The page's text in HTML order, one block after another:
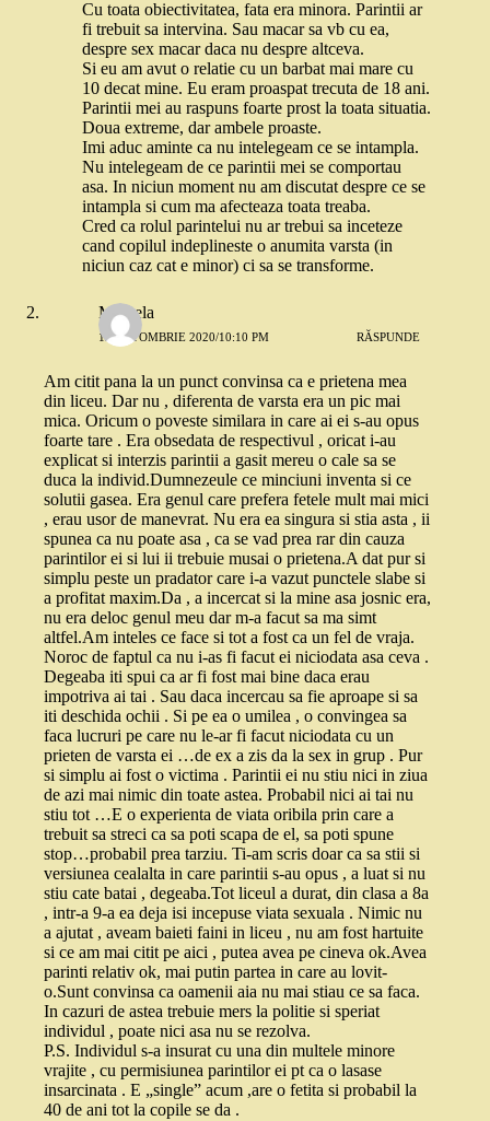
Cu toata obiectivitatea, fata era minora. Parintii ar
fi trebuit sa intervina. Sau macar sa vb cu ea,
despre sex macar daca nu despre altceva.
Si eu am avut o relatie cu un barbat mai mare cu
10 decat mine. Eu eram proaspat trecuta de 18 ani.
Parintii mei au raspuns foarte prost la toata situatia.
Doua extreme, dar ambele proaste.
Imi aduc aminte ca nu intelegeam ce se intampla.
Nu intelegeam de ce parintii mei se comportau
asa. In niciun moment nu am discutat despre ce se
intampla si cum ma afecteaza toata treaba.
Cred ca rolul parintelui nu ar trebui sa inceteze
cand copilul indeplineste o anumita varsta (in
niciun caz cat e minor) ci sa se transforme.
Mihaela
12 OCTOMBRIE 2020/10:10 PM RĂSPUNDE
Am citit pana la un punct convinsa ca e prietena mea
din liceu. Dar nu , diferenta de varsta era un pic mai
mica. Oricum o poveste similara in care ai ei s-au opus
foarte tare . Era obsedata de respectivul , oricat i-au
explicat si interzis parintii a gasit mereu o cale sa se
duca la individ.Dumnezeule ce minciuni inventa si ce
solutii gasea. Era genul care prefera fetele mult mai mici
, erau usor de manevrat. Nu era ea singura si stia asta , ii
spunea ca nu poate asa , ca se vad prea rar din cauza
parintilor ei si lui ii trebuie musai o prietena.A dat pur si
simplu peste un pradator care i-a vazut punctele slabe si
a profitat maxim.Da , a incercat si la mine asa josnic era,
nu era deloc genul meu dar m-a facut sa ma simt
altfel.Am inteles ce face si tot a fost ca un fel de vraja.
Noroc de faptul ca nu i-as fi facut ei niciodata asa ceva .
Degeaba iti spui ca ar fi fost mai bine daca erau
impotriva ai tai . Sau daca incercau sa fie aproape si sa
iti deschida ochii . Si pe ea o umilea , o convingea sa
faca lucruri pe care nu le-ar fi facut niciodata cu un
prieten de varsta ei …de ex a zis da la sex in grup . Pur
si simplu ai fost o victima . Parintii ei nu stiu nici in ziua
de azi mai nimic din toate astea. Probabil nici ai tai nu
stiu tot …E o experienta de viata oribila prin care a
trebuit sa streci ca sa poti scapa de el, sa poti spune
stop…probabil prea tarziu. Ti-am scris doar ca sa stii si
versiunea cealalta in care parintii s-au opus , a luat si nu
stiu cate batai , degeaba.Tot liceul a durat, din clasa a 8a
, intr-a 9-a ea deja isi incepuse viata sexuala . Nimic nu
a ajutat , aveam baieti faini in liceu , nu am fost hartuite
si ce am mai citit pe aici , putea avea pe cineva ok.Avea
parinti relativ ok, mai putin partea in care au lovit-
o.Sunt convinsa ca oamenii aia nu mai stiau ce sa faca.
In cazuri de astea trebuie mers la politie si speriat
individul , poate nici asa nu se rezolva.
P.S. Individul s-a insurat cu una din multele minore
vrajite , cu permisiunea parintilor ei pt ca o lasase
insarcinata . E „single” acum ,are o fetita si probabil la
40 de ani tot la copile se da .